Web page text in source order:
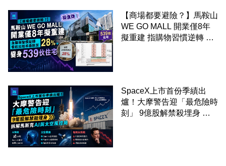
【商場都要避險？】馬鞍山
WE GO MALL 開業僅8年
擬重建 指購物習慣逆轉 餐
SpaceX上市首份季績出
爐！大摩警告迎「最危險時
刻」 9億股解禁殺埋身 拆